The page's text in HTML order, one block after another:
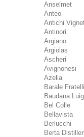
Anselmet
Anteo
Antichi
Antinori
Argiano
Argiolas
Ascheri
Avignonesi
Azelia
Barale Fratelli
Baudana
Bel Colle
Bellavista
Berlucchi
Berta